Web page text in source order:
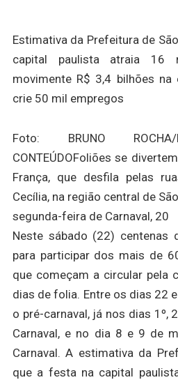
Estimativa da Prefeitura de
capital paulista atraia 16
movimente R$ 3,4 bilhões
crie 50 mil empregos
Foto: BRUNO ROCHA/
CONTEÚDOFoliões se
França, que desfila pelas
Cecília, na região central de
segunda-feira de Carnaval, 20
Neste sábado (22) centenas
para participar dos mais de
que começam a circular pela
dias de folia. Entre os dias 22
o pré-carnaval, já nos dias 1º,
Carnaval, e no dia 8 e 9 de
Carnaval. A estimativa da
que a festa na capital